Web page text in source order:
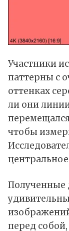
Участники
паттерны с
оттенках
ли они
чтобы
Полученные
перед